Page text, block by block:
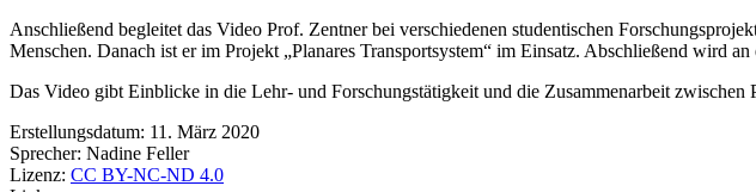
Anschließend begleitet das Video Prof. Zentner bei verschiedenen studentischen
Menschen. Danach ist er im Projekt „Planares Transportsystem“ im Einsatz. Abschließend wird
Das Video gibt Einblicke in die Lehr- und Forschungstätigkeit und die Zusammenarbeit zwischen
Erstellungsdatum: 11. März 2020
Sprecher: Nadine Feller
Lizenz: CC BY-NC-ND 4.0